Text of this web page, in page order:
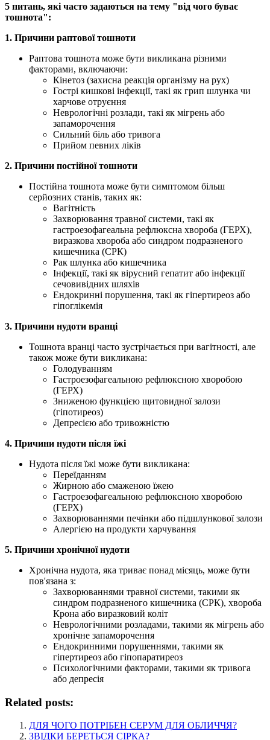
5 питань, які часто задаються на тему "від чого буває
тошнота":
1. Причини раптової тошноти
Раптова тошнота може бути викликана різними
факторами, включаючи:
Кінетоз (захисна реакція організму на рух)
Гострі кишкові інфекції, такі як грип шлунка чи
харчове отруєння
Неврологічні розлади, такі як мігрень або
запаморочення
Сильний біль або тривога
Прийом певних ліків
2. Причини постійної тошноти
Постійна тошнота може бути симптомом більш
серйозних станів, таких як:
Вагітність
Захворювання травної системи, такі як
гастроезофагеальна рефлюксна хвороба (ГЕРХ),
виразкова хвороба або синдром подразненого
кишечника (СРК)
Рак шлунка або кишечника
Інфекції, такі як вірусний гепатит або інфекції
сечовивідних шляхів
Ендокринні порушення, такі як гіпертиреоз або
гіпоглікемія
3. Причини нудоти вранці
Тошнота вранці часто зустрічається при вагітності, але
також може бути викликана:
Голодуванням
Гастроезофагеальною рефлюксною хворобою
(ГЕРХ)
Зниженою функцією щитовидної залози
(гіпотиреоз)
Депресією або тривожністю
4. Причини нудоти після їжі
Нудота після їжі може бути викликана:
Переїданням
Жирною або смаженою їжею
Гастроезофагеальною рефлюксною хворобою
(ГЕРХ)
Захворюваннями печінки або підшлункової залози
Алергією на продукти харчування
5. Причини хронічної нудоти
Хронічна нудота, яка триває понад місяць, може бути
пов'язана з:
Захворюваннями травної системи, такими як
синдром подразненого кишечника (СРК), хвороба
Крона або виразковий коліт
Неврологічними розладами, такими як мігрень або
хронічне запаморочення
Ендокринними порушеннями, такими як
гіпертиреоз або гіпопаратиреоз
Психологічними факторами, такими як тривога
або депресія
Related posts:
ДЛЯ ЧОГО ПОТРІБЕН СЕРУМ ДЛЯ ОБЛИЧЧЯ?
ЗВІДКИ БЕРЕТЬСЯ СІРКА?